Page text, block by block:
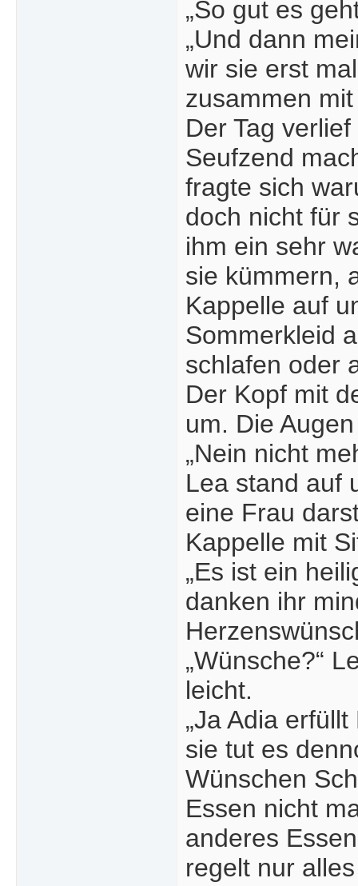
„So gut es
„Und dann
wir sie erst
zusammen
Der Tag
Seufzend
fragte sich
doch nicht für
ihm ein sehr
sie kümmern,
Kappelle auf
Sommerkleid
schlafen oder
Der Kopf mit
um. Die
„Nein nicht
Lea stand auf
eine Frau
Kappelle mit
„Es ist ein
danken ihr
„Wünsche?“
leicht.
„Ja Adia
sie tut es
Wünschen
Essen nicht
anderes
regelt nur